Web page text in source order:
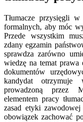
Tłumacze przysięgli w
formalnych, aby móc
Przede wszystkim
zdany egzamin
sprawdza zarówno
wiedzę na temat prawa
dokumentów
kandydat otrzymuje
prowadzoną przez
elementem pracy
zasad etyki
obowiązek zachować